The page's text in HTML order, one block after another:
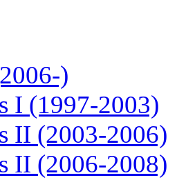
)
I (1997-2003)
II (2003-2006)
II (2006-2008)